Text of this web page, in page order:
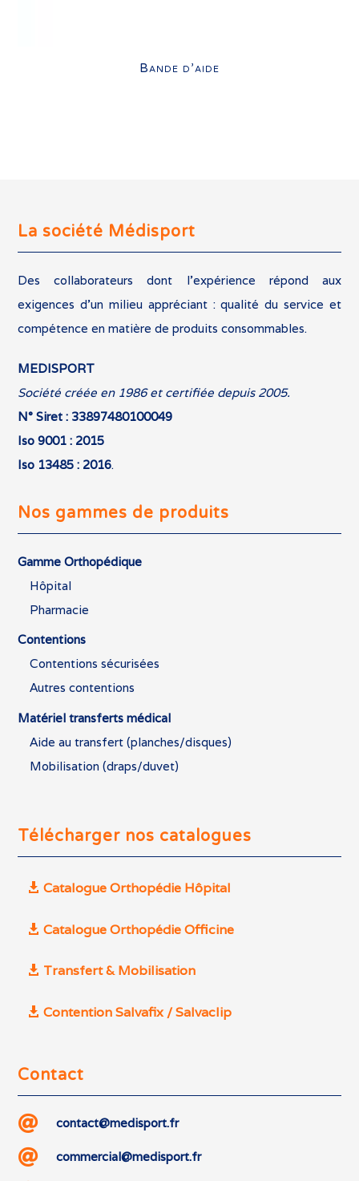
Bande d’aide
La société Médisport
Des collaborateurs dont l’expérience répond aux
exigences d’un milieu appréciant : qualité du service et
compétence en matière de produits consommables.
MEDISPORT
Société créée en 1986 et certifiée depuis 2005.
N° Siret : 33897480100049
Iso 9001 : 2015
Iso 13485 : 2016.
Nos gammes de produits
Gamme Orthopédique
Hôpital
Pharmacie
Contentions
Contentions sécurisées
Autres contentions
Matériel transferts médical
Aide au transfert (planches/disques)
Mobilisation (draps/duvet)
Télécharger nos catalogues
Catalogue Orthopédie Hôpital
Catalogue Orthopédie Officine
Transfert & Mobilisation
Contention Salvafix / Salvaclip
Contact
 contact@medisport.fr
 commercial@medisport.fr